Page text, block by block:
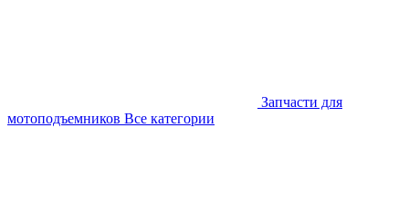
Запчасти для
мотоподъемников Все категории